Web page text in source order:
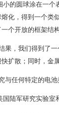
的圆球涂在一个
化，得到一个类
个开放的框架结
果，我们得到了
扩散；同时，金
与任何特定的电
陆军研究实验室